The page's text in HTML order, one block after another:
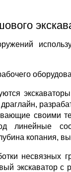
своими
линейные
копания,
несвязных
экскаватор с